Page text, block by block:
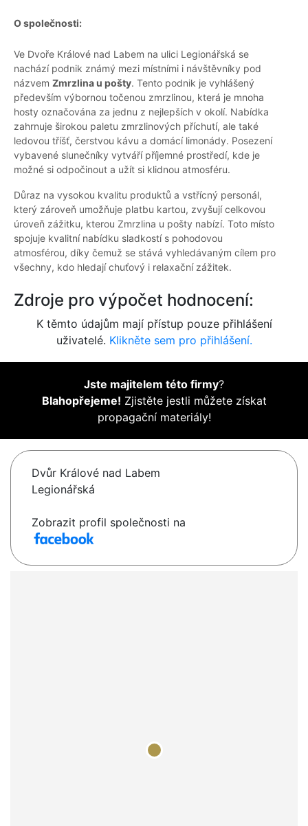
O společnosti:
Ve Dvoře Králové nad Labem na ulici Legionářská se
nachází podnik známý mezi místními i návštěvníky pod
názvem Zmrzlina u pošty. Tento podnik je vyhlášený
především výbornou točenou zmrzlinou, která je mnoha
hosty označována za jednu z nejlepších v okolí. Nabídka
zahrnuje širokou paletu zmrzlinových příchutí, ale také
ledovou tříšť, čerstvou kávu a domácí limonády. Posezení
vybavené slunečníky vytváří příjemné prostředí, kde je
možné si odpočinout a užít si klidnou atmosféru.
Důraz na vysokou kvalitu produktů a vstřícný personál,
který zároveň umožňuje platbu kartou, zvyšují celkovou
úroveň zážitku, kterou Zmrzlina u pošty nabízí. Toto místo
spojuje kvalitní nabídku sladkostí s pohodovou
atmosférou, díky čemuž se stává vyhledávaným cílem pro
všechny, kdo hledají chuťový i relaxační zážitek.
Zdroje pro výpočet hodnocení:
K těmto údajům mají přístup pouze přihlášení
uživatelé. Klikněte sem pro přihlášení.
Jste majitelem této firmy?
Blahopřejeme! Zjistěte jestli můžete získat
propagační materiály!
Dvůr Králové nad Labem
Legionářská
Zobrazit profil společnosti na